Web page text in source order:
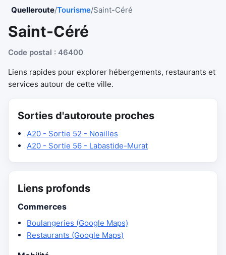
Quelleroute/Tourisme/Saint-Céré
Saint-Céré
Code postal : 46400
Liens rapides pour explorer hébergements, restaurants et
services autour de cette ville.
Sorties d'autoroute proches
A20 - Sortie 52 - Noailles
A20 - Sortie 56 - Labastide-Murat
Liens profonds
Commerces
Boulangeries (Google Maps)
Restaurants (Google Maps)